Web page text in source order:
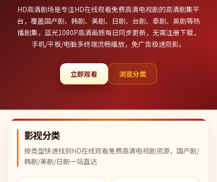
HD高清剧场是专注HD在线观看免费高清电视剧的高清剧集平
台，覆盖国产剧、韩剧、美剧、日剧、台剧、泰剧、英剧等热
播剧集，蓝光1080P高清画质每日同步更新，无需注册下载，
手机/平板/电脑多终端流畅播放，免广告极速观影。
立即观看 浏览分类
影视分类
按类型快速找到HD在线观看免费高清电视剧资源，国产剧/
韩剧/美剧/日剧一站直达